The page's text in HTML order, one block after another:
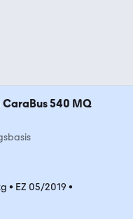
540 MQ
• EZ 05/2019 •